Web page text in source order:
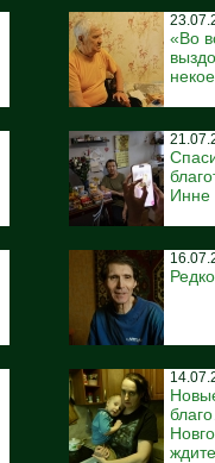
«Во
Инне